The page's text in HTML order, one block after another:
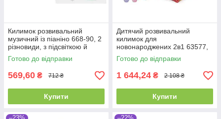
Килимок розвивальний
музичний із піаніно 668-90, 2
різновиди, з підсвіткою й
мелодіями
Готово до відправки
569,60 ₴ 712 ₴
Купити
Дитячий розвивальний
килимок для
новонароджених 2в1 63577,
манеж, брязкальця, 20
кульок, у сумці
Готово до відправки
1 644,24 ₴ 2 108 ₴
Купити